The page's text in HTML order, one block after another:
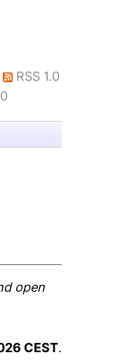
RSS 1.0
open
CEST.